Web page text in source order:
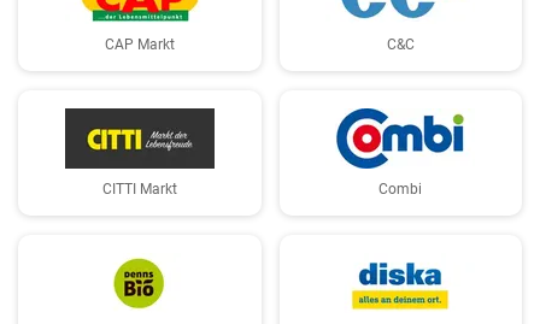
CAP Markt C&C
CITTI Markt Combi